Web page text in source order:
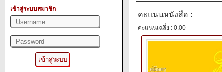
เข้าสู่ระบบสมาชิก
คะแนนหนังสือ :
คะแนนเฉลี่ย : 0.00